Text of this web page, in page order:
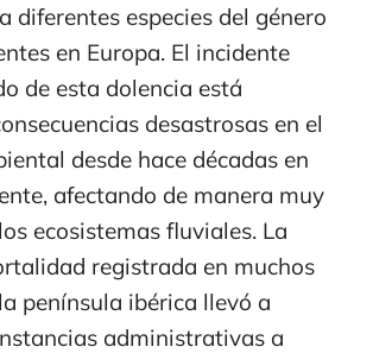
diferentes especies del género
en Europa. El incidente
de esta dolencia está
desastrosas en el
desde hace décadas en
afectando de manera muy
ecosistemas fluviales. La
registrada en muchos
península ibérica llevó a
administrativas a